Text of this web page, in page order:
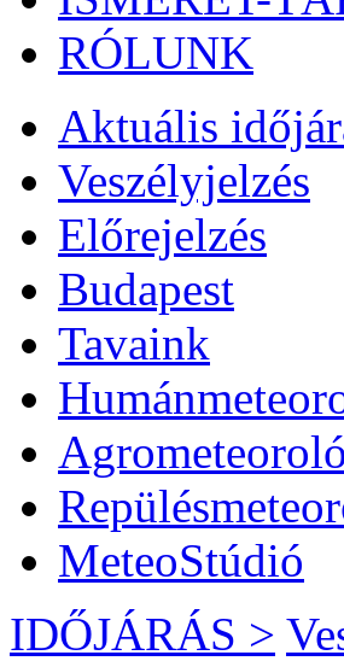
RÓLUNK
Aktuális
Veszélyjelzés
Előrejelzés
Budapest
Tavaink
MeteoStúdió
IDŐJÁRÁS >